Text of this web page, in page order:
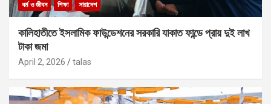
ধর্ম ও জীবন শিক্ষা সারাদেশ
কালিহাতীতে ইসলামিক ফাউন্ডেশনের সরকারি যাকাত ফান্ডে প্রায় দুই লাখ
টাকা জমা
April 2, 2026 talas